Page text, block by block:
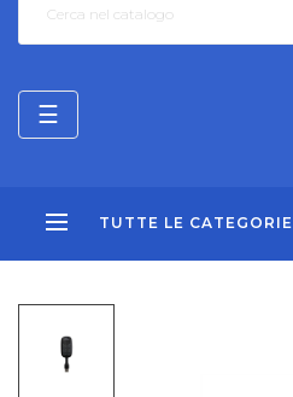
TUTTE LE CATEGORIE
navigazione
Toggle
☰